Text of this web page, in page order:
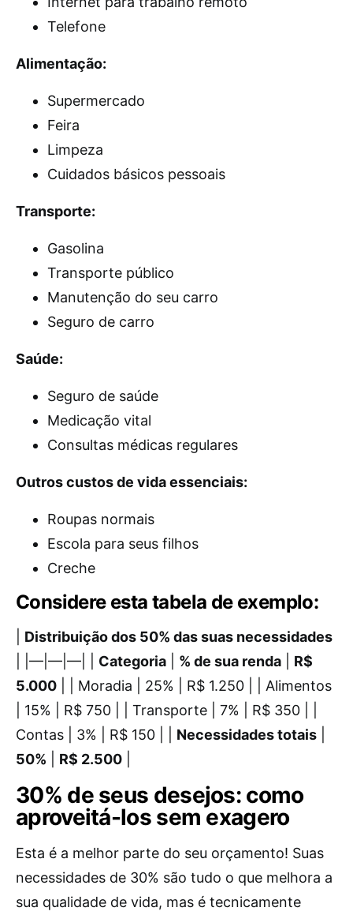
Telefone
Alimentação:
Supermercado
Feira
Limpeza
Cuidados básicos pessoais
Transporte:
Gasolina
Transporte público
Manutenção do seu carro
Seguro de carro
Saúde:
Seguro de saúde
Medicação vital
Consultas médicas regulares
Outros custos de vida essenciais:
Roupas normais
Escola para seus filhos
Creche
Considere esta tabela de exemplo:
Distribuição dos 50% das suas necessidades
| |—|—|—| | Categoria % de sua renda
R$
5.000 | | Moradia | 25% | R$ 1.250 | | Alimentos
| 15% | R$ 750 | | Transporte | 7% | R$ 350 | |
Contas | 3% | R$ 150 | | Necessidades totais
50%
R$ 2.500
30% de seus desejos: como
aproveitá-los sem exagero
Esta é a melhor parte do seu orçamento! Suas
necessidades de 30% são tudo o que melhora a
sua qualidade de vida, mas é tecnicamente